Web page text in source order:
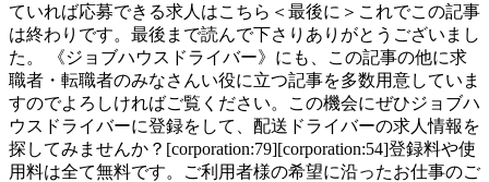
ていれば応募できる求人はこちら＜最後に＞これでこの記事
は終わりです。最後まで読んで下さりありがとうございまし
た。 《ジョブハウスドライバー》にも、この記事の他に求
職者・転職者のみなさんい役に立つ記事を多数用意していま
すのでよろしければご覧ください。この機会にぜひジョブハ
ウスドライバーに登録をして、配送ドライバーの求人情報を
探してみませんか？[corporation:79][corporation:54]登録料や使
用料は全て無料です。ご利用者様の希望に沿ったお仕事のご